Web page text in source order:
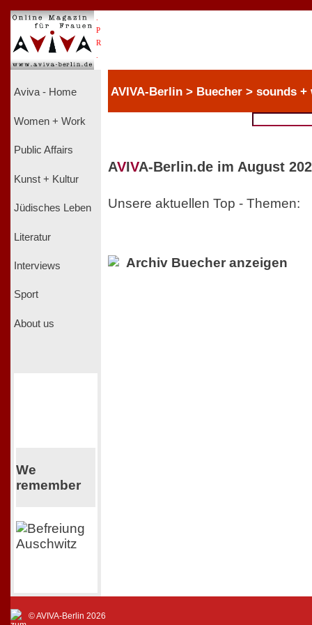
P
R
Aviva - Home
Women + Work
Public Affairs
Kunst + Kultur
Jüdisches Leben
Literatur
Interviews
Sport
About us
We
remember
AVIVA-Berlin > Buecher > sounds +
AVIVA-Berlin.de im August
Unsere aktuellen Top - Themen:
Archiv Buecher anzeigen
© AVIVA-Berlin 2026